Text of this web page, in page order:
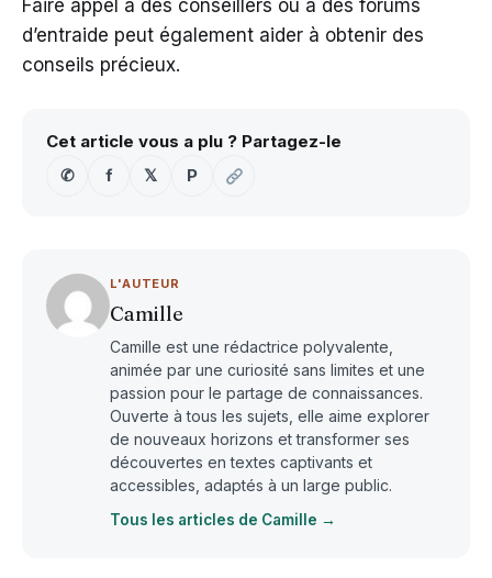
Faire appel à des conseillers ou à des forums
d’entraide peut également aider à obtenir des
conseils précieux.
Cet article vous a plu ? Partagez-le
✆
f 𝕏 P
L'AUTEUR
Camille
Camille est une rédactrice polyvalente,
animée par une curiosité sans limites et une
passion pour le partage de connaissances.
Ouverte à tous les sujets, elle aime explorer
de nouveaux horizons et transformer ses
découvertes en textes captivants et
accessibles, adaptés à un large public.
Tous les articles de Camille →